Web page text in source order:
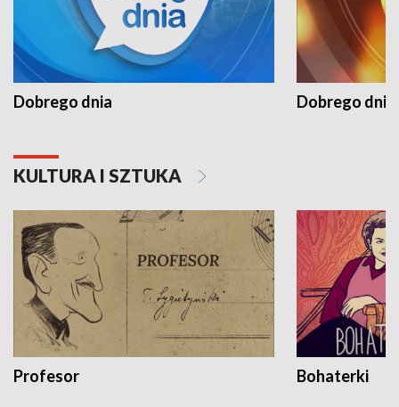
Dobrego dnia Dobrego dnia
KULTURA I SZTUKA
Profesor Bohaterki